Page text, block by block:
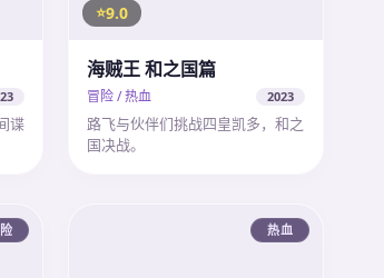
谍
9.0
海贼王 和之国篇
冒险 / 热血 2023
路飞与伙伴们挑战四皇凯多，和之
国决战。
热血